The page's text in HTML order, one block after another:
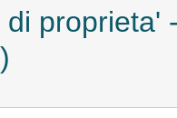
proprieta'